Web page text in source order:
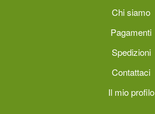
Chi siamo
Pagamenti
Spedizioni
Contattaci
Il mio profilo